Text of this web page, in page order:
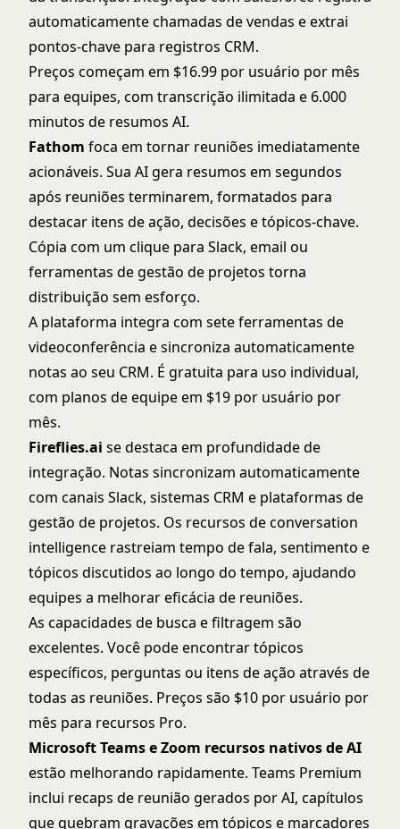
automaticamente chamadas de vendas e extrai
pontos-chave para registros CRM.
Preços começam em $16.99 por usuário por mês
para equipes, com transcrição ilimitada e 6.000
minutos de resumos AI.
Fathom foca em tornar reuniões imediatamente
acionáveis. Sua AI gera resumos em segundos
após reuniões terminarem, formatados para
destacar itens de ação, decisões e tópicos-chave.
Cópia com um clique para Slack, email ou
ferramentas de gestão de projetos torna
distribuição sem esforço.
A plataforma integra com sete ferramentas de
videoconferência e sincroniza automaticamente
notas ao seu CRM. É gratuita para uso individual,
com planos de equipe em $19 por usuário por
mês.
Fireflies.ai se destaca em profundidade de
integração. Notas sincronizam automaticamente
com canais Slack, sistemas CRM e plataformas de
gestão de projetos. Os recursos de conversation
intelligence rastreiam tempo de fala, sentimento e
tópicos discutidos ao longo do tempo, ajudando
equipes a melhorar eficácia de reuniões.
As capacidades de busca e filtragem são
excelentes. Você pode encontrar tópicos
específicos, perguntas ou itens de ação através de
todas as reuniões. Preços são $10 por usuário por
mês para recursos Pro.
Microsoft TeamseZoom recursos nativos de AI
estão melhorando rapidamente. Teams Premium
inclui recaps de reunião gerados por AI, capítulos
que quebram gravações em tópicos e marcadores